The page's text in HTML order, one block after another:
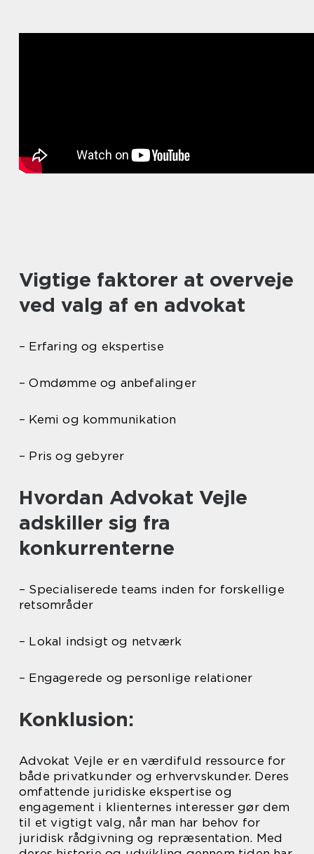
Vigtige faktorer at overveje
ved valg af en advokat
– Erfaring og ekspertise
– Omdømme og anbefalinger
– Kemi og kommunikation
– Pris og gebyrer
Hvordan Advokat Vejle
adskiller sig fra
konkurrenterne
– Specialiserede teams inden for forskellige
retsområder
– Lokal indsigt og netværk
– Engagerede og personlige relationer
Konklusion:
Advokat Vejle er en værdifuld ressource for
både privatkunder og erhvervskunder. Deres
omfattende juridiske ekspertise og
engagement i klienternes interesser gør dem
til et vigtigt valg, når man har behov for
juridisk rådgivning og repræsentation. Med